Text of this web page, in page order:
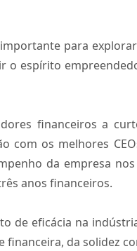
para
o espírito
financeiros a
com os melhores
da empresa
anos financeiros.
de eficácia na
da solidez